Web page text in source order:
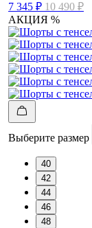
7 345 ₽ 10 490 ₽
АКЦИЯ %
Выберите размер
40
42
44
46
48